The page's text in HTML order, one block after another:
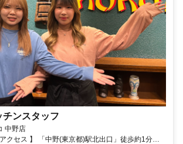
チンスタッフ
中野店
クセス 】 「中野(東京都)駅北出口」徒歩約1分